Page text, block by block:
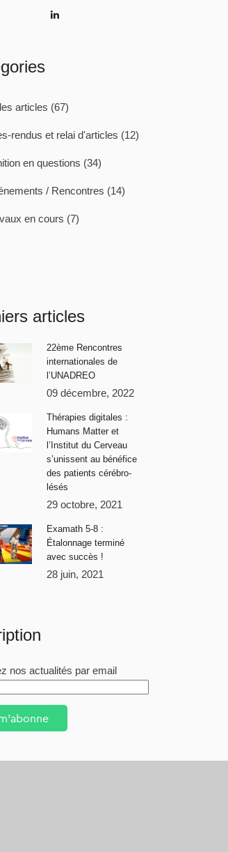
articles (67)
rendus et relai d'articles (12)
en questions (34)
/ Rencontres (14)
en cours (7)
articles
22ème Rencontres
internationales de
l’UNADREO
09 décembre, 2022
Thérapies digitales :
Humans Matter et
l’Institut du Cerveau
s’unissent au bénéfice
des patients cérébro-
lésés
29 octobre, 2021
Examath 5-8 :
Étalonnage terminé
avec succès !
28 juin, 2021
nos actualités par email